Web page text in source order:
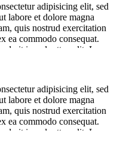
adipisicing elit, sed
labore et dolore magna
quis nostrud exercitation
ea commodo consequat.
in voluptte velit. Lorem
adipisicing elit, sed do […]
adipisicing elit, sed
labore et dolore magna
quis nostrud exercitation
ea commodo consequat.
in voluptte velit. Lorem